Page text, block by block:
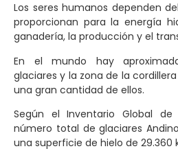
Los seres humanos dependen
proporcionan para la energía
ganadería, la producción y el
En el mundo hay
glaciares y la zona de la
una gran cantidad de ellos.
Según el Inventario Global de
número total de glaciares
una superficie de hielo de 29.360